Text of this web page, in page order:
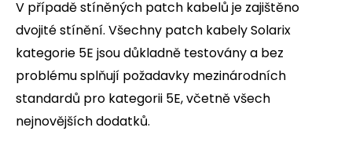
V případě stíněných patch kabelů je zajištěno
dvojité stínění. Všechny patch kabely Solarix
kategorie 5E jsou důkladně testovány a bez
problému splňují požadavky mezinárodních
standardů pro kategorii 5E, včetně všech
nejnovějších dodatků.